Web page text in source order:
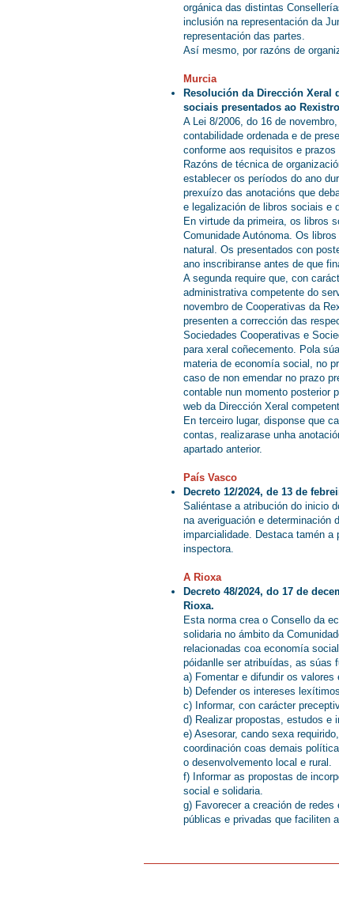
orgánica das distintas
inclusión na representación da
representación das partes.
Así mesmo, por razóns de
Murcia
Resolución da Dirección
sociais presentados ao
A Lei 8/2006, do 16 de
contabilidade ordenada e de
conforme aos requisitos e
Razóns de técnica de
establecer os períodos do ano
prexuízo das anotacións que
e legalización de libros sociais e
En virtude da primeira, os libros
Comunidade Autónoma. Os
natural. Os presentados con
ano inscribiranse antes de que
A segunda require que, con
administrativa competente do
novembro de Cooperativas da
presenten a corrección das
Sociedades Cooperativas e
para xeral coñecemento. Pola
materia de economía social, no
caso de non emendar no prazo
contable nun momento posterior
web da Dirección Xeral
En terceiro lugar, disponse que
contas, realizarase unha
apartado anterior.
País Vasco
Decreto 12/2024, de 13 de
Saliéntase a atribución do inicio
na averiguación e determinación
imparcialidade. Destaca tamén a
inspectora.
A Rioxa
Decreto 48/2024, do 17 de
Rioxa.
Esta norma crea o Consello da
solidaria no ámbito da
relacionadas coa economía
póidanlle ser atribuídas, as súas
a) Fomentar e difundir os
b) Defender os intereses
c) Informar, con carácter
d) Realizar propostas, estudos e
e) Asesorar, cando sexa
coordinación coas demais
o desenvolvemento local e rural.
f) Informar as propostas de
social e solidaria.
g) Favorecer a creación de
públicas e privadas que faciliten